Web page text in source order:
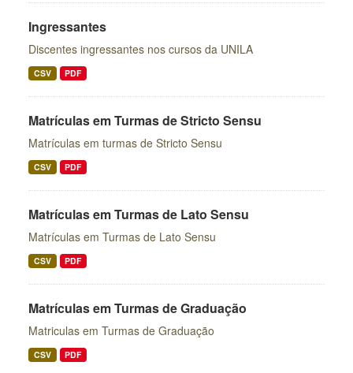
Ingressantes
Discentes ingressantes nos cursos da UNILA
CSV PDF
Matrículas em Turmas de Stricto Sensu
Matrículas em turmas de Stricto Sensu
CSV PDF
Matrículas em Turmas de Lato Sensu
Matrículas em Turmas de Lato Sensu
CSV PDF
Matrículas em Turmas de Graduação
Matriculas em Turmas de Graduação
CSV PDF